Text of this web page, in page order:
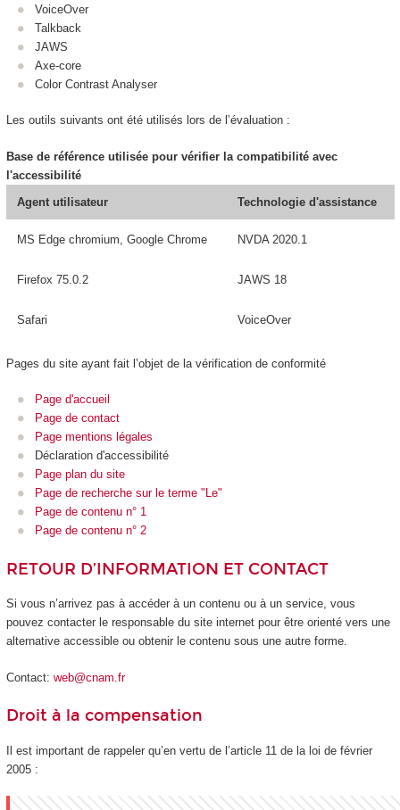
VoiceOver
Talkback
JAWS
Axe-core
Color Contrast Analyser
Les outils suivants ont été utilisés lors de l’évaluation :
Base de référence utilisée pour vérifier la compatibilité avec
l'accessibilité
Agent utilisateur
Technologie d'assistance
MS Edge chromium, Google Chrome NVDA 2020.1
Firefox 75.0.2 JAWS 18
Safari VoiceOver
Pages du site ayant fait l’objet de la vérification de conformité
Page d'accueil
Page de contact
Page mentions légales
Déclaration d'accessibilité
Page plan du site
Page de recherche sur le terme "Le"
Page de contenu n° 1
Page de contenu n° 2
RETOUR D’INFORMATION ET CONTACT
Si vous n’arrivez pas à accéder à un contenu ou à un service, vous
pouvez contacter le responsable du site internet pour être orienté vers une
alternative accessible ou obtenir le contenu sous une autre forme.
Contact: web@cnam.fr
Droit à la compensation
Il est important de rappeler qu’en vertu de l’article 11 de la loi de février
2005 :